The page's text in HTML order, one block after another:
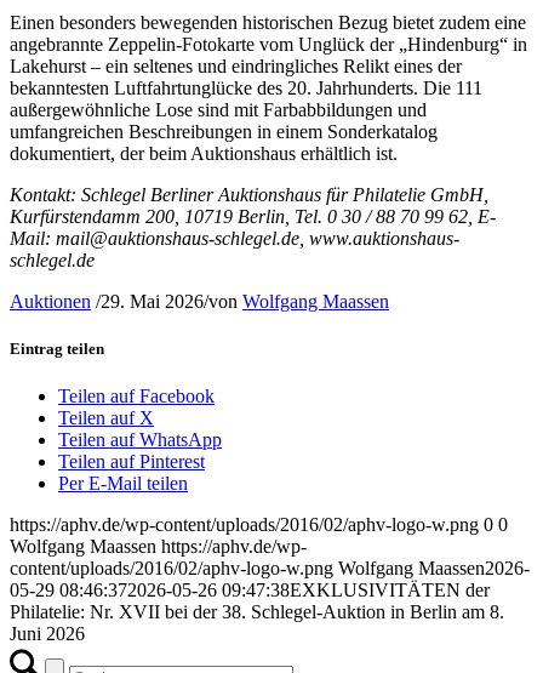
Einen besonders bewegenden historischen Bezug bietet zudem eine
angebrannte Zeppelin-Fotokarte vom Unglück der „Hindenburg“ in
Lakehurst – ein seltenes und eindringliches Relikt eines der
bekanntesten Luftfahrtunglücke des 20. Jahrhunderts. Die 111
außergewöhnliche Lose sind mit Farbabbildungen und
umfangreichen Beschreibungen in einem Sonderkatalog
dokumentiert, der beim Auktionshaus erhältlich ist.
Kontakt: Schlegel Berliner Auktionshaus für Philatelie GmbH,
Kurfürstendamm 200, 10719 Berlin, Tel. 0 30 / 88 70 99 62, E-
Mail: mail@auktionshaus-schlegel.de, www.auktionshaus-
schlegel.de
Auktionen /29. Mai 2026/von Wolfgang Maassen
Eintrag teilen
Teilen auf Facebook
Teilen auf X
Teilen auf WhatsApp
Teilen auf Pinterest
Per E-Mail teilen
https://aphv.de/wp-content/uploads/2016/02/aphv-logo-w.png 0 0
Wolfgang Maassen https://aphv.de/wp-
content/uploads/2016/02/aphv-logo-w.png Wolfgang Maassen2026-
05-29 08:46:372026-05-26 09:47:38EXKLUSIVITÄTEN der
Philatelie: Nr. XVII bei der 38. Schlegel-Auktion in Berlin am 8.
Juni 2026